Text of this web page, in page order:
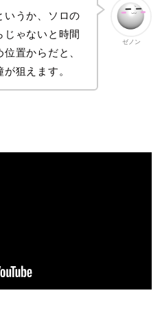
ゼノン
うか、ソロの
じゃないと時間
置からだと、
狙えます。